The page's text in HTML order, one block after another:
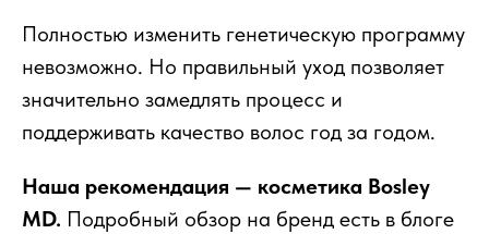
Полностью изменить генетическую программу
невозможно. Но правильный уход позволяет
значительно замедлять процесс и
поддерживать качество волос год за годом.
Наша рекомендация — косметика Bosley
MD. Подробный обзор на бренд есть в блоге